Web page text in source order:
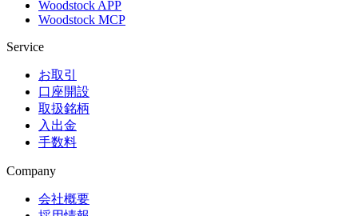
Woodstock APP
Woodstock MCP
Service
お取引
口座開設
取扱銘柄
入出金
手数料
Company
会社概要